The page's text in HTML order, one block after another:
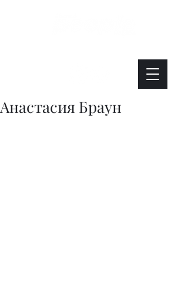
Анастасия Браун